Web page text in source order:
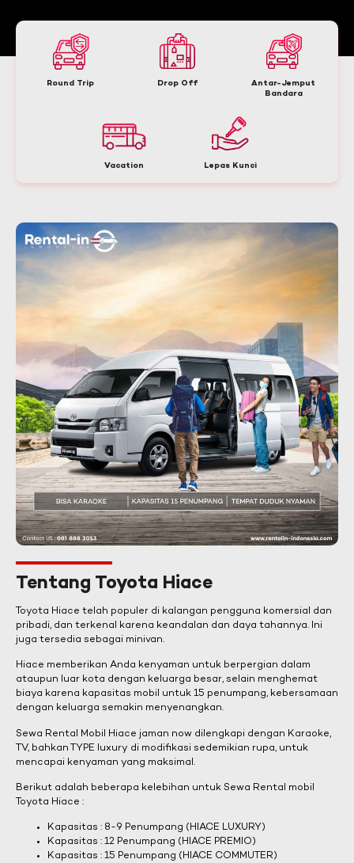
Round Trip Drop Off
Antar-Jemput
Bandara
Vacation Lepas Kunci
Tentang Toyota Hiace
Toyota Hiace telah populer di kalangan pengguna komersial dan
pribadi, dan terkenal karena keandalan dan daya tahannya. Ini
juga tersedia sebagai minivan.
Hiace memberikan Anda kenyaman untuk berpergian dalam
ataupun luar kota dengan keluarga besar, selain menghemat
biaya karena kapasitas mobil untuk 15 penumpang, kebersamaan
dengan keluarga semakin menyenangkan.
Sewa Rental Mobil Hiace jaman now dilengkapi dengan Karaoke,
TV, bahkan TYPE luxury di modifikasi sedemikian rupa, untuk
mencapai kenyaman yang maksimal.
Berikut adalah beberapa kelebihan untuk Sewa Rental mobil
Toyota Hiace :
Kapasitas : 8-9 Penumpang (HIACE LUXURY)
Kapasitas : 12 Penumpang (HIACE PREMIO)
Kapasitas : 15 Penumpang (HIACE COMMUTER)